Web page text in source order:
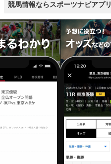
競馬情報ならスポーツナビアプリ